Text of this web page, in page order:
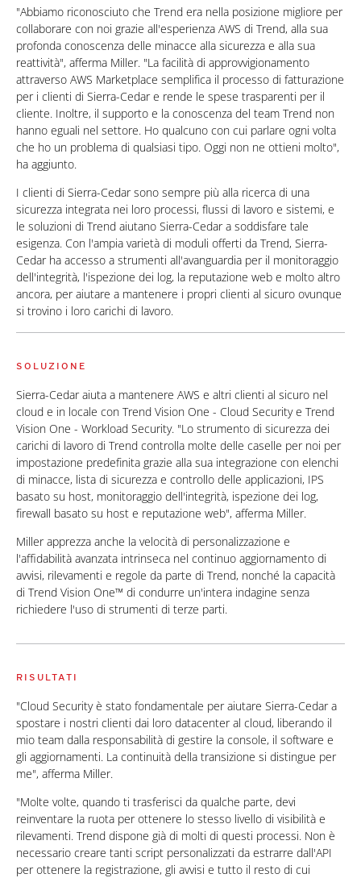
"Abbiamo riconosciuto che Trend era nella posizione migliore per
collaborare con noi grazie all'esperienza AWS di Trend, alla sua
profonda conoscenza delle minacce alla sicurezza e alla sua
reattività", afferma Miller. "La facilità di approvvigionamento
attraverso AWS Marketplace semplifica il processo di fatturazione
per i clienti di Sierra-Cedar e rende le spese trasparenti per il
cliente. Inoltre, il supporto e la conoscenza del team Trend non
hanno eguali nel settore. Ho qualcuno con cui parlare ogni volta
che ho un problema di qualsiasi tipo. Oggi non ne ottieni molto",
ha aggiunto.
I clienti di Sierra-Cedar sono sempre più alla ricerca di una
sicurezza integrata nei loro processi, flussi di lavoro e sistemi, e
le soluzioni di Trend aiutano Sierra-Cedar a soddisfare tale
esigenza. Con l'ampia varietà di moduli offerti da Trend, Sierra-
Cedar ha accesso a strumenti all'avanguardia per il monitoraggio
dell'integrità, l'ispezione dei log, la reputazione web e molto altro
ancora, per aiutare a mantenere i propri clienti al sicuro ovunque
si trovino i loro carichi di lavoro.
SOLUZIONE
Sierra-Cedar aiuta a mantenere AWS e altri clienti al sicuro nel
cloud e in locale con Trend Vision One - Cloud Security e Trend
Vision One - Workload Security. "Lo strumento di sicurezza dei
carichi di lavoro di Trend controlla molte delle caselle per noi per
impostazione predefinita grazie alla sua integrazione con elenchi
di minacce, lista di sicurezza e controllo delle applicazioni, IPS
basato su host, monitoraggio dell'integrità, ispezione dei log,
firewall basato su host e reputazione web", afferma Miller.
Miller apprezza anche la velocità di personalizzazione e
l'affidabilità avanzata intrinseca nel continuo aggiornamento di
avvisi, rilevamenti e regole da parte di Trend, nonché la capacità
di Trend Vision One™ di condurre un'intera indagine senza
richiedere l'uso di strumenti di terze parti.
RISULTATI
"Cloud Security è stato fondamentale per aiutare Sierra-Cedar a
spostare i nostri clienti dai loro datacenter al cloud, liberando il
mio team dalla responsabilità di gestire la console, il software e
gli aggiornamenti. La continuità della transizione si distingue per
me", afferma Miller.
"Molte volte, quando ti trasferisci da qualche parte, devi
reinventare la ruota per ottenere lo stesso livello di visibilità e
rilevamenti. Trend dispone già di molti di questi processi. Non è
necessario creare tanti script personalizzati da estrarre dall'API
per ottenere la registrazione, gli avvisi e tutto il resto di cui